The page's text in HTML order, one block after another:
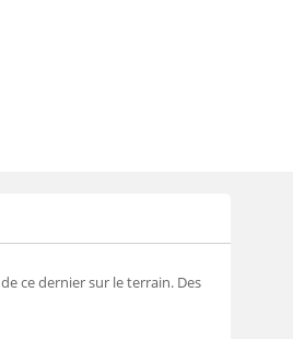
ce dernier sur le terrain. Des